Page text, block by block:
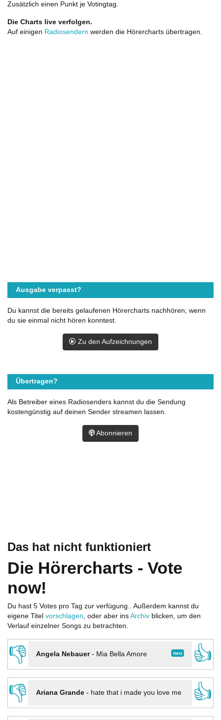
Das hat nicht funktioniert
Die Hörercharts - Vote
now!
Du hast 5 Votes pro Tag zur verfügung.. Außerdem kannst du
eigene Titel vorschlagen, oder aber ins Archiv blicken, um den
Verlauf einzelner Songs zu betrachten.
👎 neu
Angela Nebauer- Mia Bella Amore
👍
👎
Ariana Grande- hate that i made you love me
👍
Zusätzlich einen Punkt je Votingtag.
Die Charts live verfolgen.
Auf einigen Radiosendern werden die Hörercharts übertragen.
Ausgabe verpasst?
Du kannst die bereits gelaufenen Hörercharts nachhören, wenn
du sie einmal nicht hören konntest.
Zu den Aufzeichnungen
Übertragen?
Als Betreiber eines Radiosenders kannst du die Sendung
kostengünstig auf deinen Sender streamen lassen.
Abonnieren